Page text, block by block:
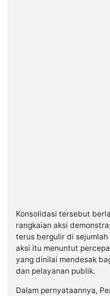
Konsolidasi tersebut
rangkaian aksi
terus bergulir di
aksi itu menuntut
yang dinilai mendesak
dan pelayanan publik.
Dalam pernyataannya,